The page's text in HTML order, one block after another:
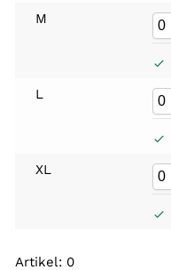
M
L
XL
Artikel: 0